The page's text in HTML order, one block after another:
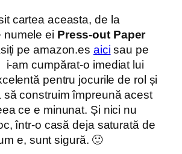
cartea aceasta, de la
numele ei Press-out Paper
pe amazon.es aici sau pe
i-am cumpărat-o imediat lui
pentru jocurile de rol și
să construim împreună acest
ce e minunat. Și nici nu
într-o casă deja saturată de
e, sunt sigură. 🙂